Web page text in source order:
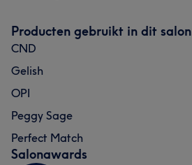
Producten gebruikt in dit salon
CND
Gelish
OPI
Peggy Sage
Perfect Match
Salonawards